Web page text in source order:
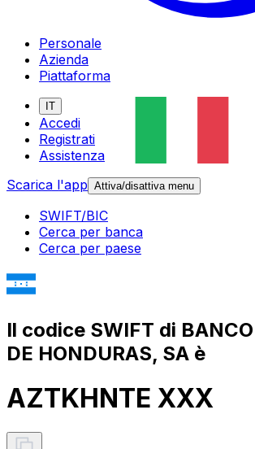
Personale
Azienda
Piattaforma
IT
Accedi
Registrati
Assistenza
Scarica l'app Attiva/disattiva menu
SWIFT/BIC
Cerca per banca
Cerca per paese
Il codice SWIFT di
DE HONDURAS, SA è
AZTKHNTE XXX